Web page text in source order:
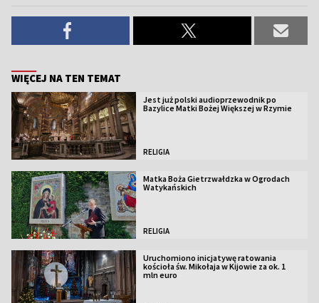
WIĘCEJ NA TEN TEMAT
Jest już polski audioprzewodnik po
Bazylice Matki Bożej Większej w Rzymie
RELIGIA
Matka Boża Gietrzwałdzka w Ogrodach
Watykańskich
RELIGIA
Uruchomiono inicjatywę ratowania
kościoła św. Mikołaja w Kijowie za ok. 1
mln euro